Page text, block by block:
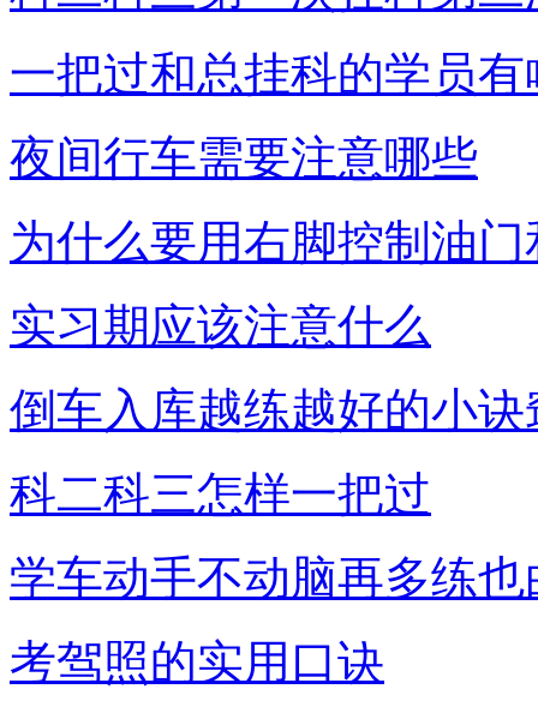
一把过和总挂科的学员有
夜间行车需要注意哪些
为什么要用右脚控制油
实习期应该注意什么
倒车入库越练越好的小诀
科二科三怎样一把过
学车动手不动脑再多练也
考驾照的实用口诀